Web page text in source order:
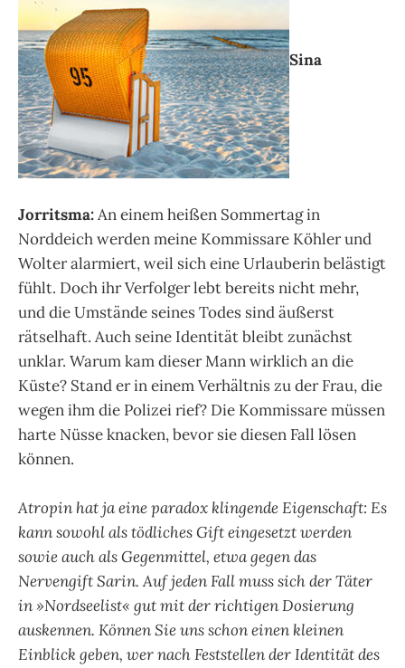
Sina
Jorritsma:An einem heißen Sommertag in
Norddeich werden meine Kommissare Köhler und
Wolter alarmiert, weil sich eine Urlauberin belästigt
fühlt. Doch ihr Verfolger lebt bereits nicht mehr,
und die Umstände seines Todes sind äußerst
rätselhaft. Auch seine Identität bleibt zunächst
unklar. Warum kam dieser Mann wirklich an die
Küste? Stand er in einem Verhältnis zu der Frau, die
wegen ihm die Polizei rief? Die Kommissare müssen
harte Nüsse knacken, bevor sie diesen Fall lösen
können.
Atropin hat ja eine paradox klingende Eigenschaft: Es
kann sowohl als tödliches Gift eingesetzt werden
sowie auch als Gegenmittel, etwa gegen das
Nervengift Sarin. Auf jeden Fall muss sich der Täter
in »Nordseelist« gut mit der richtigen Dosierung
auskennen. Können Sie uns schon einen kleinen
Einblick geben, wer nach Feststellen der Identität des